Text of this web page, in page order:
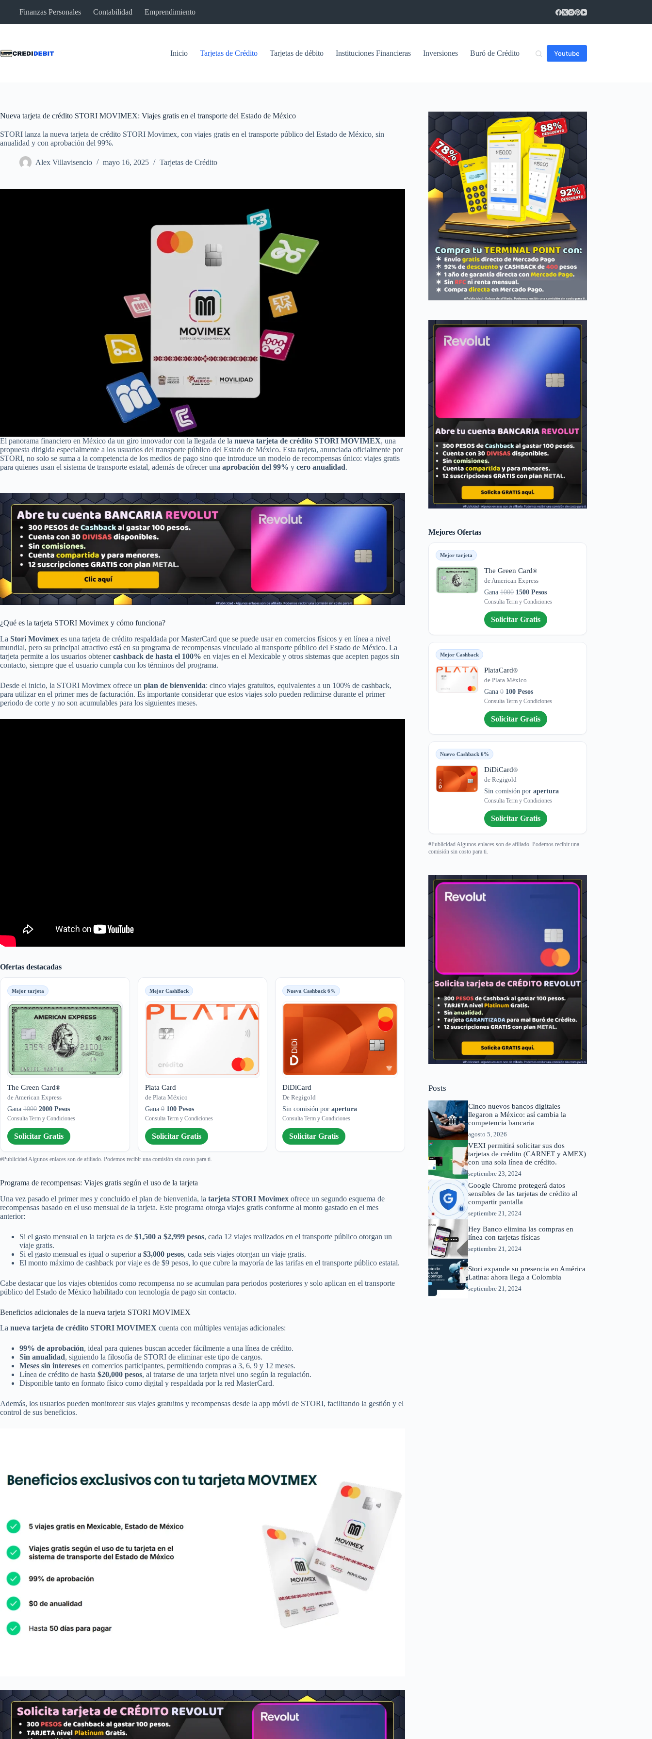
Finanzas Personales Contabilidad Emprendimiento
Inicio Tarjetas de Crédito Tarjetas de débito Instituciones Financieras Inversiones Buró de Crédito Youtube
Nueva tarjeta de crédito STORI MOVIMEX: Viajes gratis en el transporte del Estado de México
STORI lanza la nueva tarjeta de crédito STORI Movimex, con viajes gratis en el transporte público del Estado de México, sin
anualidad y con aprobación del 99%.
Alex Villavisencio mayo 16, 2025 Tarjetas de Crédito
El panorama financiero en México da un giro innovador con la llegada de la nueva tarjeta de crédito STORI MOVIMEX, una
propuesta dirigida especialmente a los usuarios del transporte público del Estado de México. Esta tarjeta, anunciada oficialmente por
STORI, no solo se suma a la competencia de los medios de pago sino que introduce un modelo de recompensas único: viajes gratis
para quienes usan el sistema de transporte estatal, además de ofrecer una aprobación del 99% y cero anualidad.
¿Qué es la tarjeta STORI Movimex y cómo funciona?
La Stori Movimex es una tarjeta de crédito respaldada por MasterCard que se puede usar en comercios físicos y en línea a nivel
mundial, pero su principal atractivo está en su programa de recompensas vinculado al transporte público del Estado de México. La
tarjeta permite a los usuarios obtenercashback de hasta el 100% en viajes en el Mexicable y otros sistemas que acepten pagos sin
contacto, siempre que el usuario cumpla con los términos del programa.
Desde el inicio, la STORI Movimex ofrece un plan de bienvenida: cinco viajes gratuitos, equivalentes a un 100% de cashback,
para utilizar en el primer mes de facturación. Es importante considerar que estos viajes solo pueden redimirse durante el primer
periodo de corte y no son acumulables para los siguientes meses.
Ofertas destacadas
Mejor tarjeta
The Green Card®
de American Express
Gana 1000 2000 Pesos
Consulta Term y Condiciones
Solicitar Gratis
Mejor CashBack
Plata Card
de Plata México
Gana0 100 Pesos
Consulta Term y Condiciones
Solicitar Gratis
Nueva Cashback 6%
DiDiCard
De Regigold
Sin comisión porapertura
Consulta Term y Condiciones
Solicitar Gratis
#Publicidad Algunos enlaces son de afiliado. Podemos recibir una comisión sin costo para ti.
Programa de recompensas: Viajes gratis según el uso de la tarjeta
Una vez pasado el primer mes y concluido el plan de bienvenida, la tarjeta STORI Movimex ofrece un segundo esquema de
recompensas basado en el uso mensual de la tarjeta. Este programa otorga viajes gratis conforme al monto gastado en el mes
anterior:
Si el gasto mensual en la tarjeta es de $1,500 a $2,999 pesos, cada 12 viajes realizados en el transporte público otorgan un
viaje gratis.
Si el gasto mensual es igual o superior a $3,000 pesos, cada seis viajes otorgan un viaje gratis.
El monto máximo de cashback por viaje es de $9 pesos, lo que cubre la mayoría de las tarifas en el transporte público estatal.
Cabe destacar que los viajes obtenidos como recompensa no se acumulan para periodos posteriores y solo aplican en el transporte
público del Estado de México habilitado con tecnología de pago sin contacto.
Beneficios adicionales de la nueva tarjeta STORI MOVIMEX
La nueva tarjeta de crédito STORI MOVIMEX cuenta con múltiples ventajas adicionales:
99% de aprobación, ideal para quienes buscan acceder fácilmente a una línea de crédito.
Sin anualidad, siguiendo la filosofía de STORI de eliminar este tipo de cargos.
Meses sin intereses en comercios participantes, permitiendo compras a 3, 6, 9 y 12 meses.
Línea de crédito de hasta $20,000 pesos, al tratarse de una tarjeta nivel uno según la regulación.
Disponible tanto en formato físico como digital y respaldada por la red MasterCard.
Además, los usuarios pueden monitorear sus viajes gratuitos y recompensas desde la app móvil de STORI, facilitando la gestión y el
control de sus beneficios.
Mejores Ofertas
Mejor tarjeta
The Green Card®
de American Express
Gana1000 1500 Pesos
Consulta Term y Condiciones
Solicitar Gratis
Mejor Cashback
PlataCard®
de Plata México
Gana0 100 Pesos
Consulta Term y Condiciones
Solicitar Gratis
Nuevo Cashback 6%
DiDiCard®
de Regigold
Sin comisión porapertura
Consulta Term y Condiciones
Solicitar Gratis
#Publicidad Algunos enlaces son de afiliado. Podemos recibir una
comisión sin costo para ti.
Posts
Cinco nuevos bancos digitales
llegaron a México: así cambia la
competencia bancaria
agosto 5, 2026
VEXI permitirá solicitar sus dos
tarjetas de crédito (CARNET y AMEX)
con una sola línea de crédito.
septiembre 23, 2024
Google Chrome protegerá datos
sensibles de las tarjetas de crédito al
compartir pantalla
septiembre 21, 2024
Hey Banco elimina las compras en
línea con tarjetas físicas
septiembre 21, 2024
Stori expande su presencia en América
Latina: ahora llega a Colombia
septiembre 21, 2024